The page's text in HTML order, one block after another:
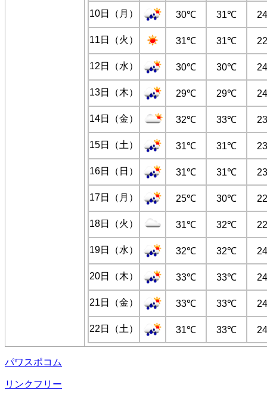
10日（月） 30℃ 31℃
11日（火） 31℃ 31℃
12日（水） 30℃ 30℃
13日（木） 29℃ 29℃
14日（金） 32℃ 33℃
15日（土） 31℃ 31℃
16日（日） 31℃ 31℃
17日（月） 25℃ 30℃
18日（火） 31℃ 32℃
19日（水） 32℃ 32℃
20日（木） 33℃ 33℃
21日（金） 33℃ 33℃
22日（土） 31℃ 33℃
パワスポコム
リンクフリー